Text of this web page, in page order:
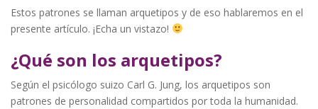
Estos patrones se llaman arquetipos y de eso hablaremos en el
presente artículo. ¡Echa un vistazo!
¿Qué son los arquetipos?
Según el psicólogo suizo Carl G. Jung, los arquetipos son
patrones de personalidad compartidos por toda la humanidad.